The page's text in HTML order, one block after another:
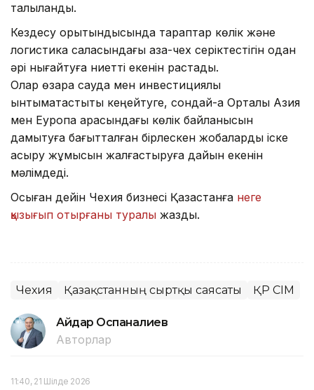
талқыланды.
Кездесу қорытындысында тараптар көлік және
логистика саласындағы қазақ-чех серіктестігін одан
әрі нығайтуға ниетті екенін растады.
Олар өзара сауда мен инвестициялық
ынтымақтастықты кеңейтуге, сондай-ақ Орталық Азия
мен Еуропа арасындағы көлік байланысын
дамытуға бағытталған бірлескен жобаларды іске
асыру жұмысын жалғастыруға дайын екенін
мәлімдеді.
Осыған дейін Чехия бизнесі Қазақстанға неге
қызығып отырғаны туралы жаздық.
Чехия Қазақстанның сыртқы саясаты ҚР СІМ
Айдар Оспаналиев
Авторлар
11:40, 21 Шілде 2026